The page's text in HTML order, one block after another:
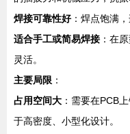
焊接可靠性好：焊点饱满
适合手工或简易焊接 ：在
灵活。
主要局限 ：
占用空间大 ：需要在PCB
于高密度、小型化设计。